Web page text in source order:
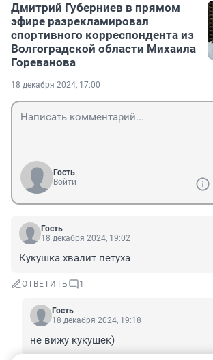
Дмитрий Губерниев в прямом
эфире разрекламировал
спортивного корреспондента из
Волгоградской области Михаила
Гореванова
18 декабря 2024, 17:00
Гость
Войти
Гость
18 декабря 2024, 19:02
Кукушка хвалит петуха
ОТВЕТИТЬ 1
Гость
18 декабря 2024, 19:18
не вижу кукушек)